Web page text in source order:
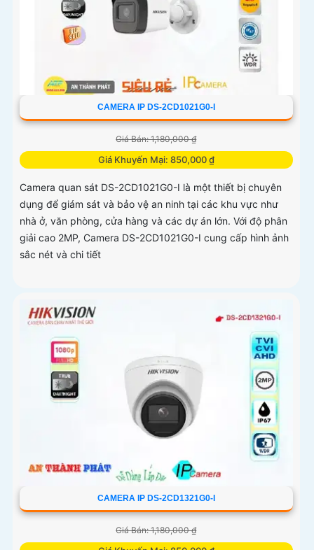
CAMERA IP DS-2CD1021G0-I
Giá Bán: 1,180,000 ₫
Giá Khuyến Mại: 850,000 ₫
Camera quan sát DS-2CD1021G0-I là một thiết bị chuyên
dụng để giám sát và bảo vệ an ninh tại các khu vực như
nhà ở, văn phòng, cửa hàng và các dự án lớn. Với độ phân
giải cao 2MP, Camera DS-2CD1021G0-I cung cấp hình ảnh
sắc nét và chi tiết
CAMERA IP DS-2CD1321G0-I
Giá Bán: 1,180,000 ₫